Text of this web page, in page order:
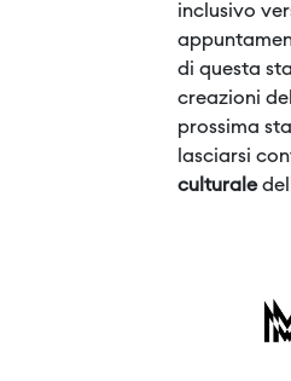
inclusivo
di questa
creazioni
prossima
lasciarsi
culturale